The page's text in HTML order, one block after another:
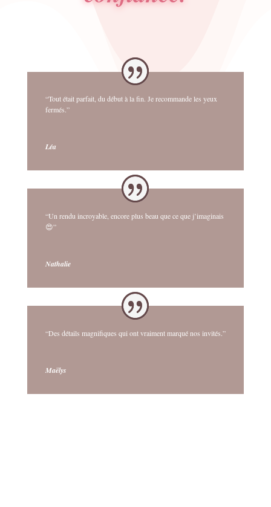
“Tout était parfait, du début à la fin. Je recommande les yeux
fermés.”
Léa
“Un rendu incroyable, encore plus beau que ce que j’imaginais
😍”
Nathalie
“Des détails magnifiques qui ont vraiment marqué nos invités.”
Maëlys